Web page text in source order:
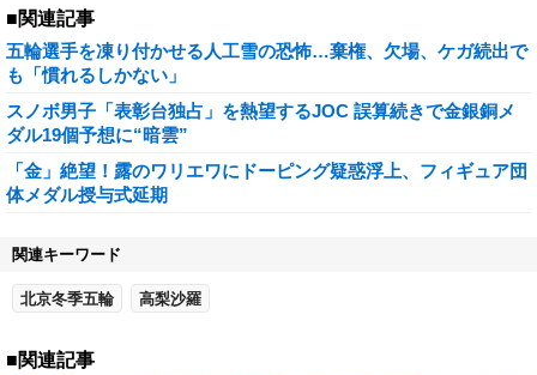
■関連記事
五輪選手を凍り付かせる人工雪の恐怖…棄権、欠場、ケガ続出で
も「慣れるしかない」
スノボ男子「表彰台独占」を熱望するJOC 誤算続きで金銀銅メ
ダル19個予想に“暗雲”
「金」絶望！露のワリエワにドーピング疑惑浮上、フィギュア団
体メダル授与式延期
関連キーワード
北京冬季五輪 高梨沙羅
■関連記事